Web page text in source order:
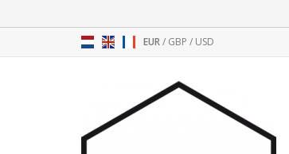
EUR/ GBP / USD